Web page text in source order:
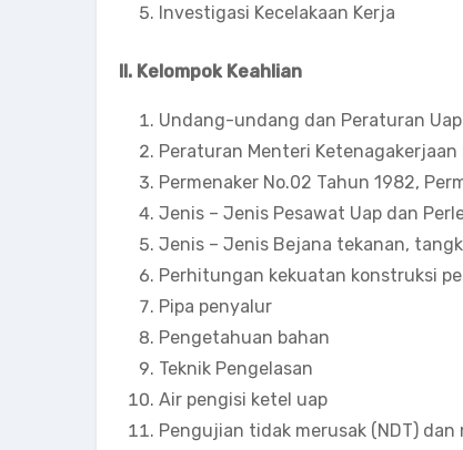
Investigasi Kecelakaan Kerja
II. Kelompok Keahlian
Undang-undang dan Peraturan
Peraturan Menteri Ketenagakerjaan
Permenaker No.02 Tahun 1982,
Jenis – Jenis Pesawat Uap dan
Jenis – Jenis Bejana tekanan,
Perhitungan kekuatan konstruksi
Pipa penyalur
Pengetahuan bahan
Teknik Pengelasan
Air pengisi ketel uap
Pengujian tidak merusak (NDT)